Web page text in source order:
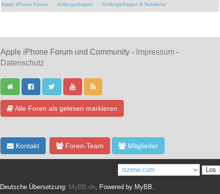
Apple iPhone Forum Anfängerfragen Anfängerfragen & Notdienst
Apple iPhone Forum und Community - Impressum -
Datenschutz
Alle Foren als gelesen markieren
Kontakt Foren-Team Mitglieder
Deutsche Übersetzung: MyBB.de, Powered by MyBB.